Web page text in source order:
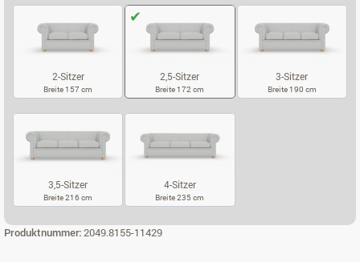
2-Sitzer
Breite 157 cm
2,5-Sitzer
Breite 172 cm
3-Sitzer
Breite 190 cm
3,5-Sitzer
Breite 216 cm
4-Sitzer
Breite 235 cm
Produktnummer:2049.8155-11429